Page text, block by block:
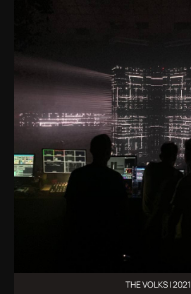
THE VOLKS | 2021